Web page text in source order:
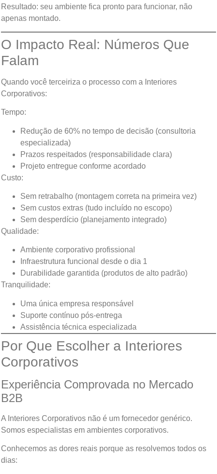
Resultado: seu ambiente fica pronto para funcionar, não
apenas montado.
O Impacto Real: Números Que
Falam
Quando você terceiriza o processo com a Interiores
Corporativos:
Tempo:
Redução de 60% no tempo de decisão (consultoria
especializada)
Prazos respeitados (responsabilidade clara)
Projeto entregue conforme acordado
Custo:
Sem retrabalho (montagem correta na primeira vez)
Sem custos extras (tudo incluído no escopo)
Sem desperdício (planejamento integrado)
Qualidade:
Ambiente corporativo profissional
Infraestrutura funcional desde o dia 1
Durabilidade garantida (produtos de alto padrão)
Tranquilidade:
Uma única empresa responsável
Suporte contínuo pós-entrega
Assistência técnica especializada
Por Que Escolher a Interiores
Corporativos
Experiência Comprovada no Mercado
B2B
A Interiores Corporativos não é um fornecedor genérico.
Somos especialistas em ambientes corporativos.
Conhecemos as dores reais porque as resolvemos todos os
dias: